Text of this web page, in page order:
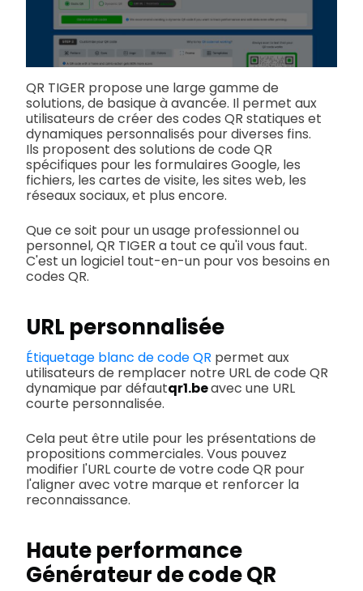
QR TIGER propose une large gamme de
solutions, de basique à avancée. Il permet aux
utilisateurs de créer des codes QR statiques et
dynamiques personnalisés pour diverses fins.
Ils proposent des solutions de code QR
spécifiques pour les formulaires Google, les
fichiers, les cartes de visite, les sites web, les
réseaux sociaux, et plus encore.
Que ce soit pour un usage professionnel ou
personnel, QR TIGER a tout ce qu'il vous faut.
C'est un logiciel tout-en-un pour vos besoins en
codes QR.
URL personnalisée
Étiquetage blanc de code QR permet aux
utilisateurs de remplacer notre URL de code QR
dynamique par défautqr1.beavec une URL
courte personnalisée.
Cela peut être utile pour les présentations de
propositions commerciales. Vous pouvez
modifier l'URL courte de votre code QR pour
l'aligner avec votre marque et renforcer la
reconnaissance.
Haute performance
Générateur de code QR